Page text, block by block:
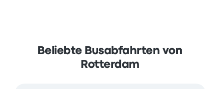
Beliebte Busabfahrten von
Rotterdam